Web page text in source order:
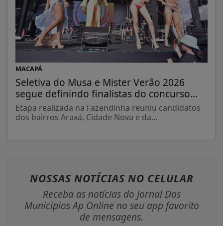
MACAPÁ
Seletiva do Musa e Mister Verão 2026
segue definindo finalistas do concurso...
Etapa realizada na Fazendinha reuniu candidatos
dos bairros Araxá, Cidade Nova e da...
NOSSAS NOTÍCIAS NO CELULAR
Receba as notícias do Jornal Dos
Municípios Ap Online no seu app favorito
de mensagens.